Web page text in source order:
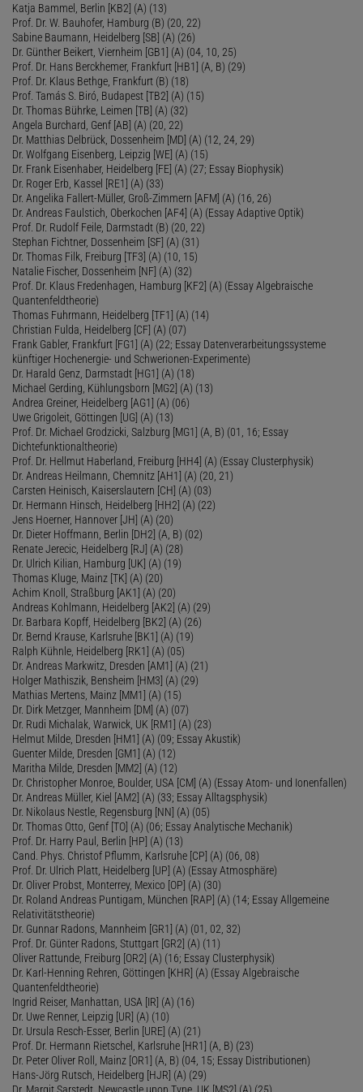
Katja Bammel, Berlin [KB2] (A) (13)
Prof. Dr. W. Bauhofer, Hamburg (B) (20, 22)
Sabine Baumann, Heidelberg [SB] (A) (26)
Dr. Günther Beikert, Viernheim [GB1] (A) (04, 10, 25)
Prof. Dr. Hans Berckhemer, Frankfurt [HB1] (A, B) (29)
Prof. Dr. Klaus Bethge, Frankfurt (B) (18)
Prof. Tamás S. Biró, Budapest [TB2] (A) (15)
Dr. Thomas Bührke, Leimen [TB] (A) (32)
Angela Burchard, Genf [AB] (A) (20, 22)
Dr. Matthias Delbrück, Dossenheim [MD] (A) (12, 24, 29)
Dr. Wolfgang Eisenberg, Leipzig [WE] (A) (15)
Dr. Frank Eisenhaber, Heidelberg [FE] (A) (27; Essay Biophysik)
Dr. Roger Erb, Kassel [RE1] (A) (33)
Dr. Angelika Fallert-Müller, Groß-Zimmern [AFM] (A) (16, 26)
Dr. Andreas Faulstich, Oberkochen [AF4] (A) (Essay Adaptive Optik)
Prof. Dr. Rudolf Feile, Darmstadt (B) (20, 22)
Stephan Fichtner, Dossenheim [SF] (A) (31)
Dr. Thomas Filk, Freiburg [TF3] (A) (10, 15)
Natalie Fischer, Dossenheim [NF] (A) (32)
Prof. Dr. Klaus Fredenhagen, Hamburg [KF2] (A) (Essay Algebraische
Quantenfeldtheorie)
Thomas Fuhrmann, Heidelberg [TF1] (A) (14)
Christian Fulda, Heidelberg [CF] (A) (07)
Frank Gabler, Frankfurt [FG1] (A) (22; Essay Datenverarbeitungssysteme
künftiger Hochenergie- und Schwerionen-Experimente)
Dr. Harald Genz, Darmstadt [HG1] (A) (18)
Michael Gerding, Kühlungsborn [MG2] (A) (13)
Andrea Greiner, Heidelberg [AG1] (A) (06)
Uwe Grigoleit, Göttingen [UG] (A) (13)
Prof. Dr. Michael Grodzicki, Salzburg [MG1] (A, B) (01, 16; Essay
Dichtefunktionaltheorie)
Prof. Dr. Hellmut Haberland, Freiburg [HH4] (A) (Essay Clusterphysik)
Dr. Andreas Heilmann, Chemnitz [AH1] (A) (20, 21)
Carsten Heinisch, Kaiserslautern [CH] (A) (03)
Dr. Hermann Hinsch, Heidelberg [HH2] (A) (22)
Jens Hoerner, Hannover [JH] (A) (20)
Dr. Dieter Hoffmann, Berlin [DH2] (A, B) (02)
Renate Jerecic, Heidelberg [RJ] (A) (28)
Dr. Ulrich Kilian, Hamburg [UK] (A) (19)
Thomas Kluge, Mainz [TK] (A) (20)
Achim Knoll, Straßburg [AK1] (A) (20)
Andreas Kohlmann, Heidelberg [AK2] (A) (29)
Dr. Barbara Kopff, Heidelberg [BK2] (A) (26)
Dr. Bernd Krause, Karlsruhe [BK1] (A) (19)
Ralph Kühnle, Heidelberg [RK1] (A) (05)
Dr. Andreas Markwitz, Dresden [AM1] (A) (21)
Holger Mathiszik, Bensheim [HM3] (A) (29)
Mathias Mertens, Mainz [MM1] (A) (15)
Dr. Dirk Metzger, Mannheim [DM] (A) (07)
Dr. Rudi Michalak, Warwick, UK [RM1] (A) (23)
Helmut Milde, Dresden [HM1] (A) (09; Essay Akustik)
Guenter Milde, Dresden [GM1] (A) (12)
Maritha Milde, Dresden [MM2] (A) (12)
Dr. Christopher Monroe, Boulder, USA [CM] (A) (Essay Atom- und Ionenfallen)
Dr. Andreas Müller, Kiel [AM2] (A) (33; Essay Alltagsphysik)
Dr. Nikolaus Nestle, Regensburg [NN] (A) (05)
Dr. Thomas Otto, Genf [TO] (A) (06; Essay Analytische Mechanik)
Prof. Dr. Harry Paul, Berlin [HP] (A) (13)
Cand. Phys. Christof Pflumm, Karlsruhe [CP] (A) (06, 08)
Prof. Dr. Ulrich Platt, Heidelberg [UP] (A) (Essay Atmosphäre)
Dr. Oliver Probst, Monterrey, Mexico [OP] (A) (30)
Dr. Roland Andreas Puntigam, München [RAP] (A) (14; Essay Allgemeine
Relativitätstheorie)
Dr. Gunnar Radons, Mannheim [GR1] (A) (01, 02, 32)
Prof. Dr. Günter Radons, Stuttgart [GR2] (A) (11)
Oliver Rattunde, Freiburg [OR2] (A) (16; Essay Clusterphysik)
Dr. Karl-Henning Rehren, Göttingen [KHR] (A) (Essay Algebraische
Quantenfeldtheorie)
Ingrid Reiser, Manhattan, USA [IR] (A) (16)
Dr. Uwe Renner, Leipzig [UR] (A) (10)
Dr. Ursula Resch-Esser, Berlin [URE] (A) (21)
Prof. Dr. Hermann Rietschel, Karlsruhe [HR1] (A, B) (23)
Dr. Peter Oliver Roll, Mainz [OR1] (A, B) (04, 15; Essay Distributionen)
Hans-Jörg Rutsch, Heidelberg [HJR] (A) (29)
Dr. Margit Sarstedt, Newcastle upon Tyne, UK [MS2] (A) (25)